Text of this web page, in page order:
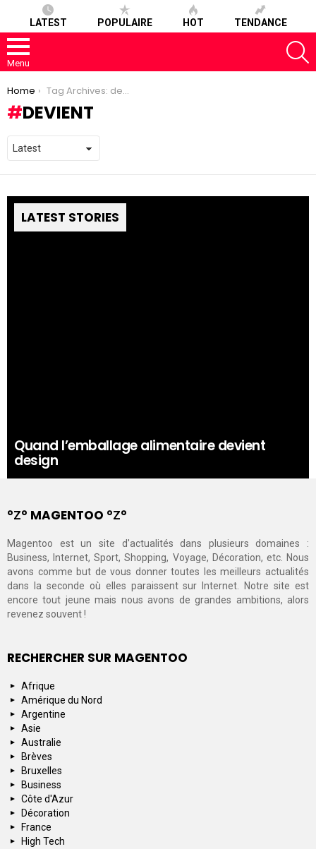
LATEST POPULAIRE HOT TENDANCE
Menu
You are here:
Home Tag Archives: devient
DEVIENT
LATEST STORIES
Quand l’emballage alimentaire devient
design
°Ζ° MAGENTOO °Ζ°
Magentoo est un site d'actualités dans plusieurs domaines :
Business, Internet, Sport, Shopping, Voyage, Décoration, etc. Nous
avons comme but de vous donner toutes les meilleurs actualités
dans la seconde où elles paraissent sur Internet. Notre site est
encore tout jeune mais nous avons de grandes ambitions, alors
revenez souvent !
RECHERCHER SUR MAGENTOO
Afrique
Amérique du Nord
Argentine
Asie
Australie
Brèves
Bruxelles
Business
Côte d'Azur
Décoration
France
High Tech